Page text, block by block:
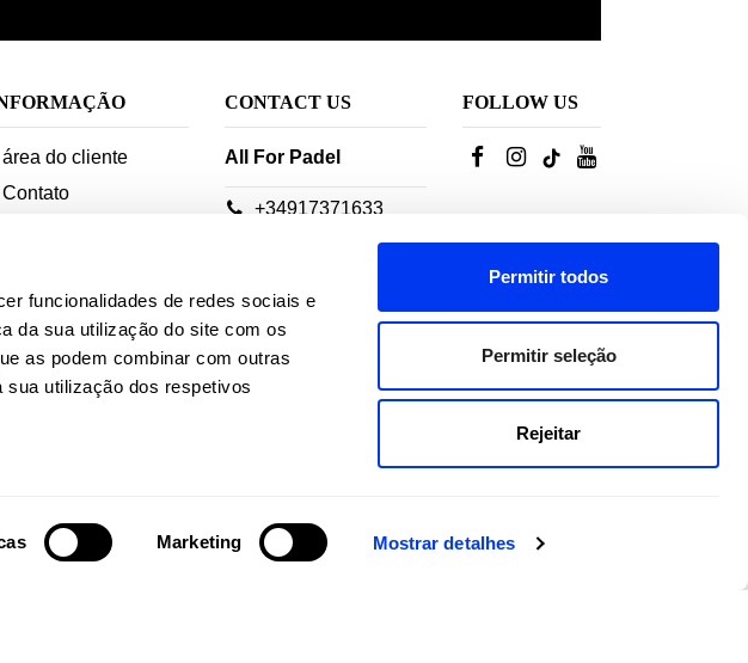
funcionalidades de redes sociais e
da sua utilização do site com os
as podem combinar com outras
sua utilização dos respetivos
Marketing Mostrar detalhes
Permitir todos
Permitir seleção
Rejeitar
área do cliente
Contato
Mapa do site
Desconto para
estudantes
CONTACT US
All For Padel
+34917371633
Nuestros asesores de
disponibles:
De lunes a jueves: 10h-
FOLLOW US